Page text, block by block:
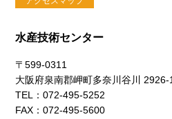
水産技術センター
〒599-0311
大阪府泉南郡岬町多奈川谷川 2926-1
TEL：072-495-5252
FAX：072-495-5600